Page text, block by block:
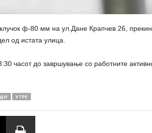
ф-80 мм на ул.Дане Крапчев 26,
од истата улица.
часот до завршување со работните
УТРЕ